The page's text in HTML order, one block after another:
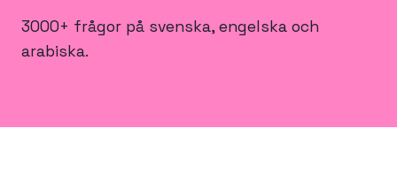
3000+ frågor på svenska, engelska och
arabiska.